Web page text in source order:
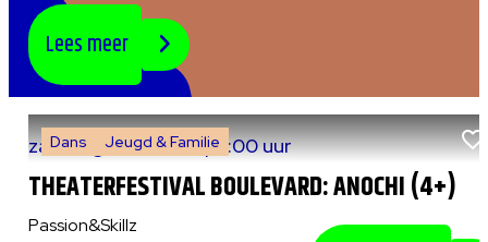
Lees meer
THEATERFESTIVAL BOULEVARD: ANOCHI (4+)
Dans Jeugd & Familie
za 8 augustus 2026|15:00 uur
Passion&Skillz